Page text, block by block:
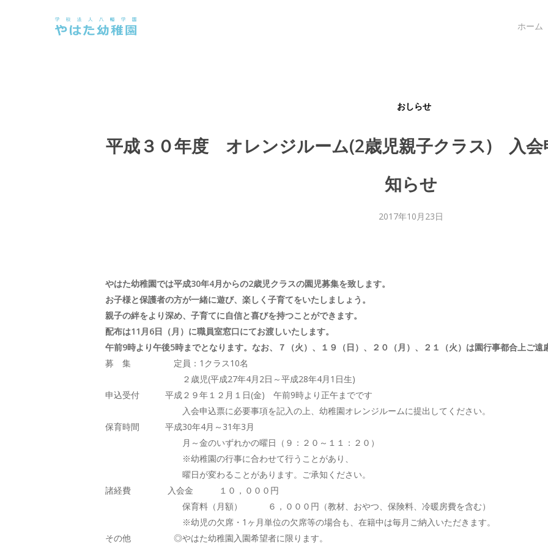
ホーム
おしらせ
平成３０年度 オレンジルーム(2歳児親子クラス) 入会
知らせ
2017年10月23日
やはた幼稚園では平成30年4月からの2歳児クラスの園児募集を致します。
お子様と保護者の方が一緒に遊び、楽しく子育てをいたしましょう。
親子の絆をより深め、子育てに自信と喜びを持つことができます。
配布は11月6日（月）に職員室窓口にてお渡しいたします。
午前9時より午後5時までとなります。なお、７（火）、１９（日）、２０（月）、２１（火）は園行事都合上ご遠
募 集 定員：1クラス10名
２歳児(平成27年4月2日～平成28年4月1日生)
申込受付 平成２９年１２月１日(金) 午前9時より正午までです
入会申込票に必要事項を記入の上、幼稚園オレンジルームに提出してください。
保育時間 平成30年4月～31年3月
月～金のいずれかの曜日（９：２０～１１：２０）
※幼稚園の行事に合わせて行うことがあり、
曜日が変わることがあります。ご承知ください。
諸経費 入会金 １０，０００円
保育料（月額） ６，０００円（教材、おやつ、保険料、冷暖房費を含む）
※幼児の欠席・1ヶ月単位の欠席等の場合も、在籍中は毎月ご納入いただきます。
その他 ◎やはた幼稚園入園希望者に限ります。